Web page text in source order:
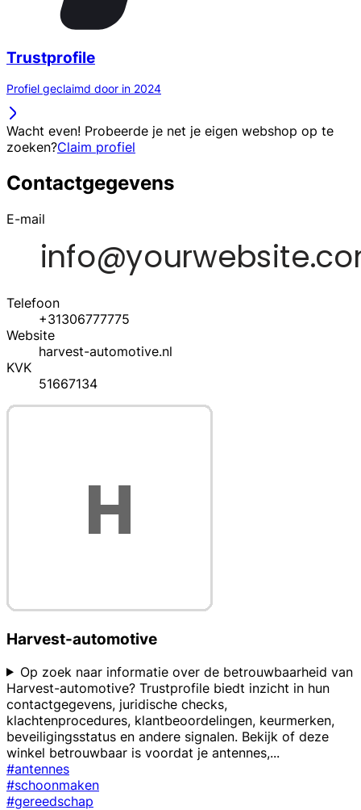
Trustprofile
Profiel geclaimd door in 2024
Wacht even! Probeerde je net je eigen webshop op te
zoeken?Claim profiel
Contactgegevens
E-mail
Telefoon
+31306777775
Website
harvest-automotive.nl
KVK
51667134
Harvest-automotive
Op zoek naar informatie over de betrouwbaarheid van
Harvest-automotive? Trustprofile biedt inzicht in hun
contactgegevens, juridische checks,
klachtenprocedures, klantbeoordelingen, keurmerken,
beveiligingsstatus en andere signalen. Bekijk of deze
winkel betrouwbaar is voordat je antennes,...
#antennes
#schoonmaken
#gereedschap